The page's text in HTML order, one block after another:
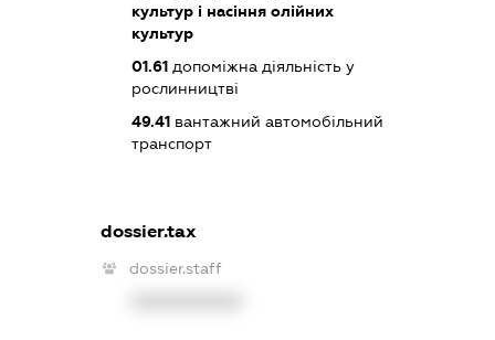
культур і насіння олійних
культур
01.61 допоміжна діяльність у
рослинництві
49.41 вантажний автомобільний
транспорт
dossier.tax
dossier.staff